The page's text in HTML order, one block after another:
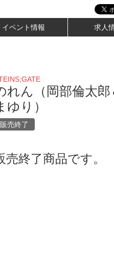
イベント情報 求人
れん（岡部倫太
ゆり）
販売終了
売終了商品です。